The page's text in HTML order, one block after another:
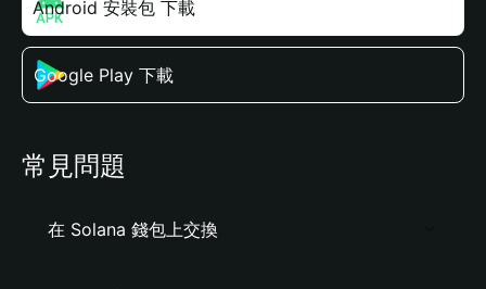
Android 安裝包 下載
Google Play 下載
常見問題
在 Solana 錢包上交換